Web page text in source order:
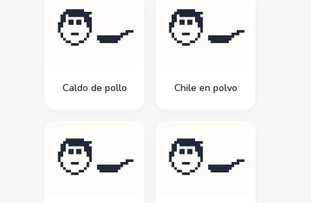
🧑‍🍳
Caldo de pollo
🧑‍🍳
Chile en polvo
🧑‍🍳 🧑‍🍳